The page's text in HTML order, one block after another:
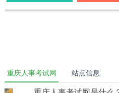
重庆人事考试网 站点信息